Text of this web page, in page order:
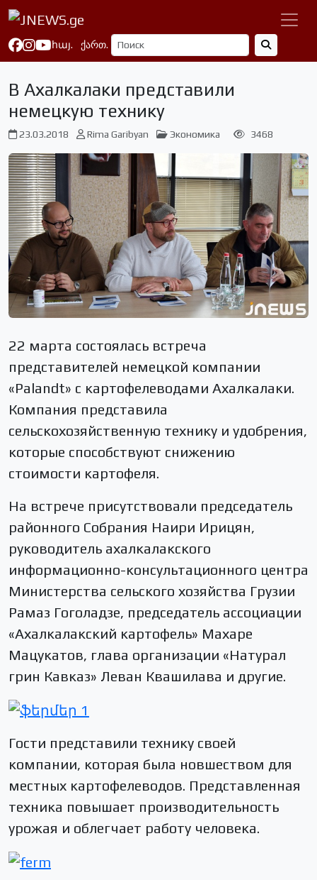
հայ. ქართ.
В Ахалкалаки представили
немецкую технику
23.03.2018 Rima Garibyan Экономика 3468
22 марта состоялась встреча
представителей немецкой компании
«Palandt» с картофелеводами Ахалкалаки.
Компания представила
сельскохозяйственную технику и удобрения,
которые способствуют снижению
стоимости картофеля.
На встрече присутствовали председатель
районного Собрания Наири Ирицян,
руководитель ахалкалакского
информационно-консультационного центра
Министерства сельского хозяйства Грузии
Рамаз Гоголадзе, председатель ассоциации
«Ахалкалакский картофель» Махаре
Мацукатов, глава организации «Натурал
грин Кавказ» Леван Квашилава и другие.
Гости представили технику своей
компании, которая была новшеством для
местных картофелеводов. Представленная
техника повышает производительность
урожая и облегчает работу человека.